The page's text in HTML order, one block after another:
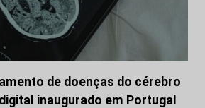
de doenças do cérebro
inaugurado em Portugal